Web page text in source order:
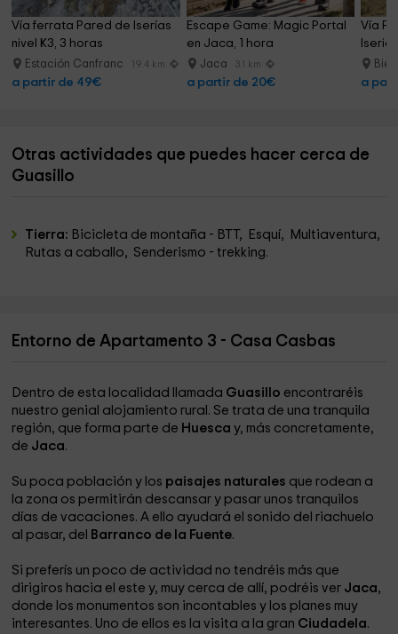
Vía ferrata Pared de Iserías
nivel K3, 3 horas
Estación Canfranc 19.4 km
a partir de 49€
Escape Game: Magic Portal
en Jaca, 1 hora
Jaca 3.1 km
a partir de 20€
Vía
a
Otras actividades que puedes hacer cerca de
Guasillo
Tierra: Bicicleta de montaña - BTT, Esquí, Multiaventura,
Rutas a caballo, Senderismo - trekking.
Entorno de Apartamento 3 - Casa Casbas
Dentro de esta localidad llamada Guasillo encontraréis
nuestro genial alojamiento rural. Se trata de una tranquila
región, que forma parte de Huescay, más concretamente,
de Jaca.
Su poca población y los paisajes naturales que rodean a
la zona os permitirán descansar y pasar unos tranquilos
días de vacaciones. A ello ayudará el sonido del riachuelo
al pasar, del
Barranco de la Fuente.
Si preferís un poco de actividad no tendréis más que
dirigiros hacia el este y, muy cerca de allí, podréis ver Jaca,
donde los monumentos son incontables y los planes muy
interesantes. Uno de ellos es la visita a la gran Ciudadela.